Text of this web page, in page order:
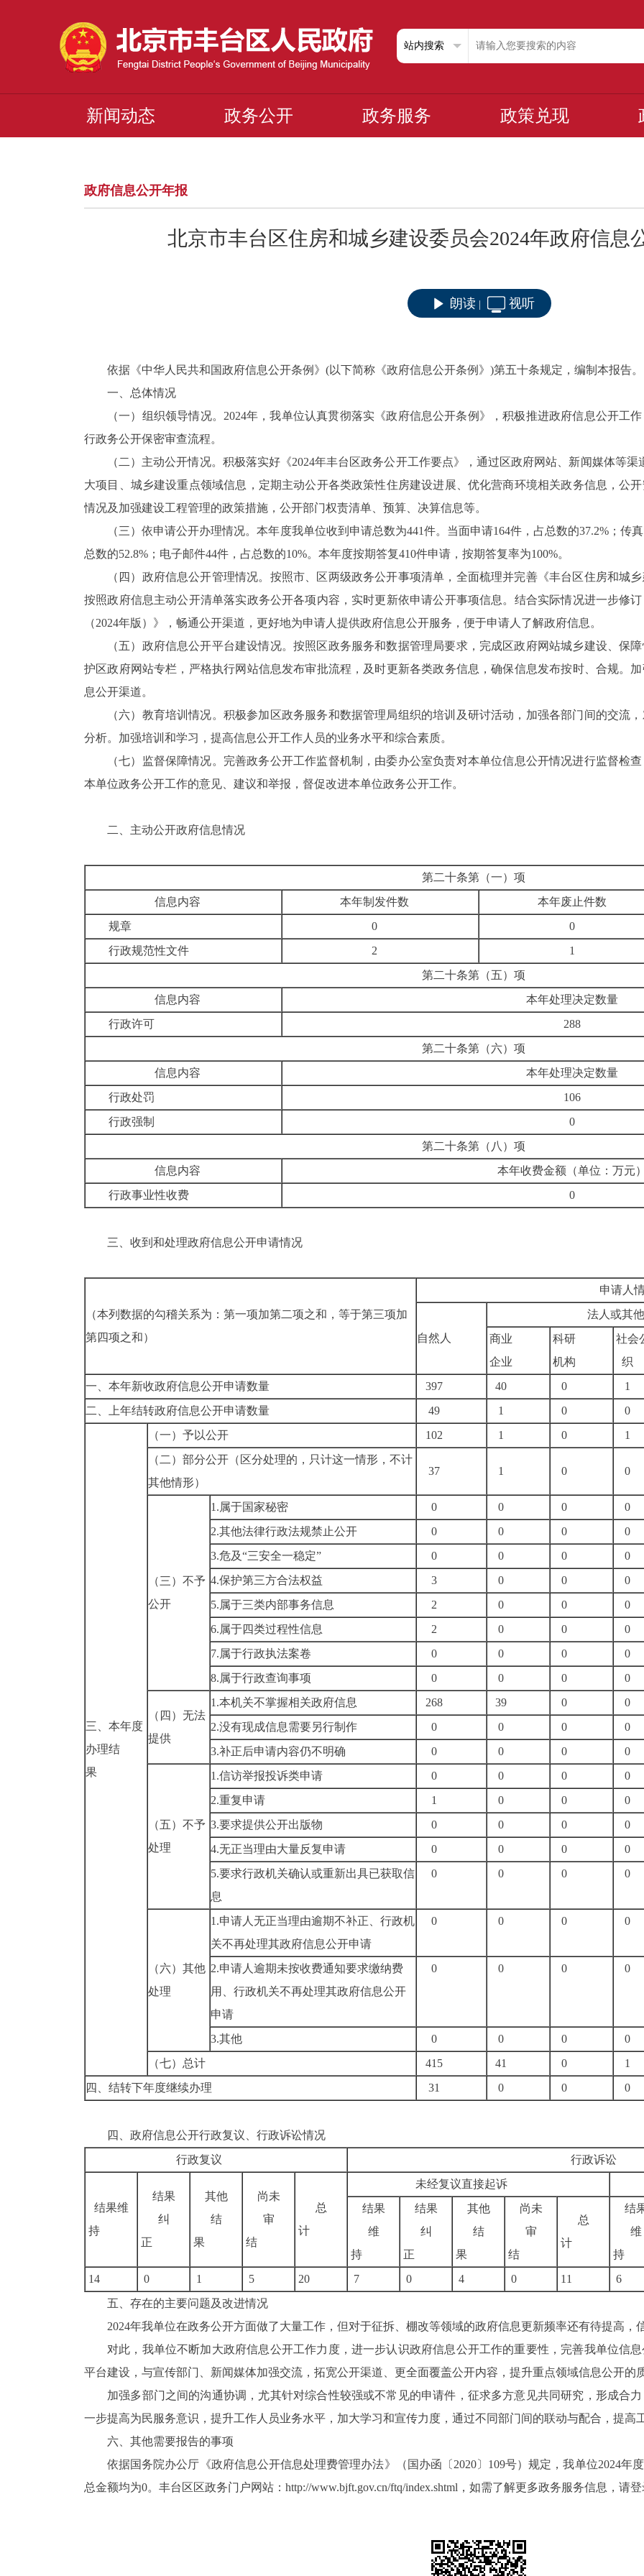
新闻动态 政务公开 政务服务 政策兑现
政府信息公开年报
北京市丰台区住房和城乡建设委员会2024年政府信息
朗读 视听
依据《中华人民共和国政府信息公开条例》 (以下简称《政府信息公开条例》)第五十条规定，编制本报告。
一、总体情况
（一）组织领导情况。 2024年，我单位认真贯彻落实《政府信息公开条例》，积极推进政府信息公开工
行政务公开保密审查流程。
（二） 主动公开情况。 积极落实好《2024年丰台区政务公开工作要点》 ，通过区政府网站、新闻媒体等渠
大项目、城乡建设重点领域信息， 定期主动公开各类政策性住房建设进展、 优化营商环境相关政务信息，公
情况及 加强建设工程管理的政策措施 ， 公开部门权责清单、 预算、决算信息等。
（三）依申请公开办理情况。本年度我单位收到申请总数为441件。当面申请164件，占总数的37.2%；传
总数的52.8%； 电子邮件44件，占总数的10%。本年度按期答复410件申请，按期答复率为100%。
（四） 政府信息公开管理情况。按照市、区两级政务公开事项清单，全面梳理并完善《丰台区住房和城
按照政府信息主动公开清单落实政务公开各项内容，实时更新依申请公开事项信息。结合实际情况进一步修
（2024年版）》，畅通公开渠道，更好地为申请人提供政府信息公开服务，便于申请人了解政府信息。
（五） 政府信息公开平台建设情况。按照 区政务服务和数据管理局要求，完成区政府网站城乡建设 、保
护区政府网站专栏 ，严格执行网站信息发布审批流程 ， 及时更新各类政务信息，确保信息发布按时、合规。
息公开渠道。
（六） 教育培训情况。 积极参加 区政务服务和数据管理局组织的培训及研讨活动，加强各部门间的交流
分析。加强培训和学习，提高信息公开工作人员的业务水平和综合素质。
（七） 监督保障情况。 完善政务公开工作监督机制 ， 由委办公室负责对本单位信息公开情况进行监督检
本单位政务公开工作的意见、建议和举报，督促改进本单位政务公开工作。
二、 主动公开政府信息情况
第二十条第（一）项
信息内容
本年制发件数
本年废止件数
规章
0
0
行政规范性文件
2
1
第二十条第（五）项
信息内容
本年处理决定数量
行政许可
288
第二十条第（六）项
信息内容
本年处理决定数量
行政处罚
106
行政强制
0
第二十条第（八）项
信息内容
本年收费金额（单位：万元
行政事业性收费
0
三、 收到和处理政府信息公开申请情况
（本列数据的勾稽关系为：第一项加第二项之和，等于第三项加
第四项之和）
申请人
自然人
法人或其
商业
企业
科研
机构
社会
织
一、本年新收政府信息公开申请数量
397 40 0
1
二、上年结转政府信息公开申请数量
49 1 0 0
三、本年度
办理结
果
（一）予以公开 102 1 0
1
（二）部分公开 （区分处理的，只计这一情形，不计
其他情形）
37 1 0 0
（三）不予
公开
1.属于国家秘密 0 0 0
0
2.其他法律行政法规禁止公开
0 0 0
0
3.危及“三安全一稳定”
0 0 0
0
4.保护第三方合法权益
3 0 0
0
5.属于三类内部事务信息
2 0 0
0
6.属于四类过程性信息
2 0 0
0
7.属于行政执法案卷
0 0 0
0
8.属于行政查询事项
0 0 0 0
（四）无法
提供
1.本机关不掌握相关政府信息 268 39 0
0
2.没有现成信息需要另行制作
0 0 0
0
3.补正后申请内容仍不明确
0 0 0 0
（五）不予
处理
1.信访举报投诉类申请 0 0 0
0
2.重复申请
1 0 0
0
3.要求提供公开出版物
0 0 0
0
4.无正当理由大量反复申请
0 0 0
0
5.要求行政机关确认或重新出具已获取信
息
0 0 0 0
（六）其他
处理
1.申请人无正当理由逾期不补正、行政机
关不再处理其政府信息公开申请
0 0 0 0
2.申请人逾期未按收费通知要求缴纳费
用、行政机关不再处理其政府信息公开
申请
0 0 0 0
3.其他 0 0 0
0
（七）总计
415 41 0
1
四、结转下年度继续办理
31 0 0 0
四、政府信息公开行政复议、行政诉讼情况
行政复议
行政诉讼
结果维
持
结果
纠
正
其他
结
果
尚未
审
结
总
计
未经复议直接起诉
结果
维
持
结果
纠
正
其他
结
果
尚未
审
结
总
计
结
维
持
14
0 1 5 20 7 0 4 0 11
6
五、存在的主要问题及改进情况
2024年我单位在政务公开方面做了大量工作，但对于征拆、棚改等领域的政府信息更新频率还有待提高，
对此，我单位不断加大政府信息公开工作力度，进一步认识政府信息公开工作的重要性，完善我单位信
平台建设，与宣传部门、新闻媒体加强交流 ，拓宽公开渠道、更全面覆盖公开内容，提升重点领域信息公开的
加强多部门之间的沟通协调，尤其针对综合性较强或不常见的申请件，征求多方意见共同研究，形成合
一步提高为民服务意识，提升工作人员业务水平， 加大学习和宣传力度 ，通过不同部门间的联动与配合，提高
六、其他需要报告的事项
依据国务院办公厅《政府信息公开信息处理费管理办法》（ 国办函〔 2020〕109号）规定 ，我单位2024年度
总金额均为0。丰台区区政务门户网站： http://www.bjft.gov.cn/ftq/index.shtml ， 如需了解更多政务服务信息，请